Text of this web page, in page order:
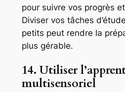
pour suivre vos progrès
Diviser vos tâches
petits peut rendre la
plus gérable.
14. Utiliser
multisensoriel